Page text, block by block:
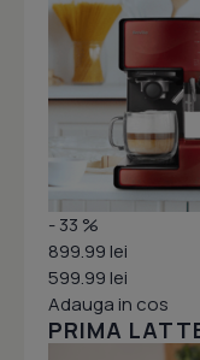
- 33 %
899.99 lei
599.99 lei
Adauga in cos
PRIMA